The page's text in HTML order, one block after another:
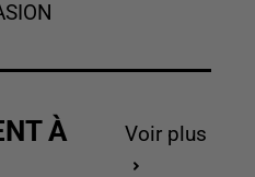
À
Voir plus